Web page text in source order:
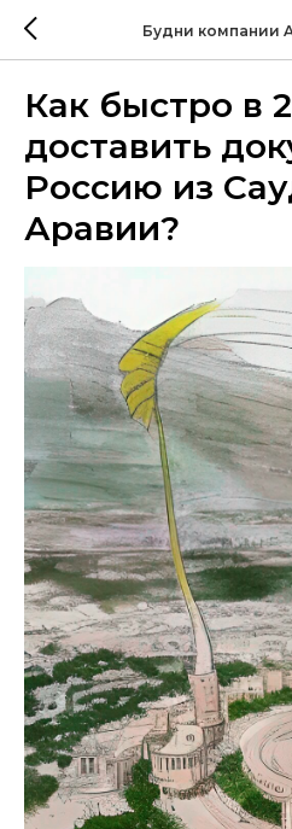
Будни компании
Как быстро в
доставить
Россию из
Аравии?